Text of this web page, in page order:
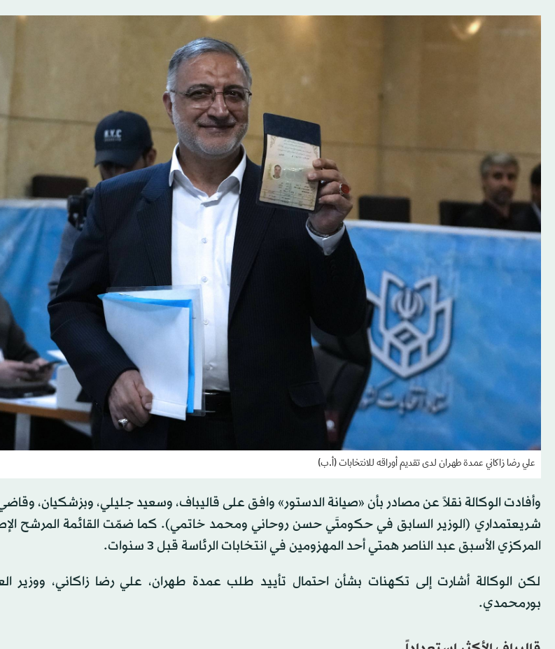
علي رضا زاكاني عمدة طهران لدى تقديم أوراقه للانتخابات (أ.ب)
وأفادت الوكالة نقلاً عن مصادر بأن «صيانة الدستور» وافق على قاليباف، وسعيد جليلي، وبزشكيان،
شريعتمداري (الوزير السابق في حكومتَي حسن روحاني ومحمد خاتمي). كما ضمّت القائمة المرشح
المركزي الأسبق عبد الناصر همتي أحد المهزومين في انتخابات الرئاسة قبل 3 سنوات.
لكن الوكالة أشارت إلى تكهنات بشأن احتمال تأييد طلب عمدة طهران، علي رضا زاكاني، ووزير
بورمحمدي.